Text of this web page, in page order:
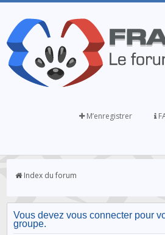
M’enregistrer
Index du forum
Vous devez vous connecter pour
groupe.